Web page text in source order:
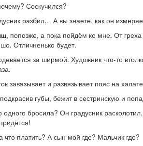
Соскучился?
разбил… А вы знаете, как он
попозже, а пока пойдём ко мне. От
Отличненько будет.
за ширмой. Художник что-то
завязывает и развязывает пояс на
губы, бежит в сестринскую и
одного бросила? Он градусник
что платить? А сын мой где? Мальчик где?